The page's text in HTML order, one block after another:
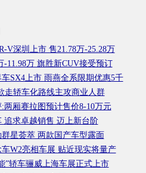
V深圳上市 售21.78万-25.28万
-11.98万 旗胜新CUV接受预订
SX4上市 雨燕全系限期优惠5千
走轿车化路线主攻商业人群
两厢赛拉图预计售价8-10万元
追求卓越销售 迈上新台阶
星荟萃 两款国产车型露面
W2亮相车展 贴近现实将量产
”轿车骊威上海车展正式上市